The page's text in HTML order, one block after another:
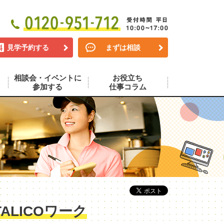
見学予約する まずは相談
相談会・イベントに
参加する
お役立ち
仕事コラム
ワーク